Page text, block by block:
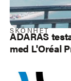
SKÖNHET
ADARAS
med L'Oréal